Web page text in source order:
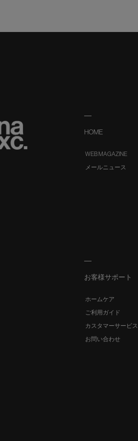
HOME
WEB MAGAZINE
メールニュース
お客様サポート
ホームケア
ご利用ガイド
カスタマーサービス
お問い合わせ